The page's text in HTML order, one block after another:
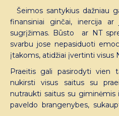
Šeimos santykius dažniau
finansiniai ginčai, inercija
sugrįžimas. Būsto ar NT
svarbu jose nepasiduoti
įtakoms, atidžiai įvertinti visus
Praeitis gali pasirodyti vien
nukirsti visus saitus su
nutraukti saitus su giminėmis
paveldo brangenybes,